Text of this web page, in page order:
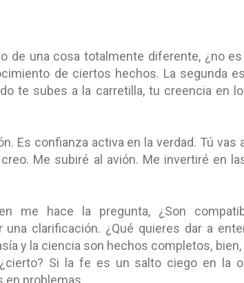
de una cosa totalmente diferente, ¿no
de ciertos hechos. La segunda
te subes a la carretilla, tu creencia en
Es confianza activa en la verdad. Tú vas
Me subiré al avión. Me invertiré en
me hace la pregunta, ¿Son
clarificación. ¿Qué quieres dar a
y la ciencia son hechos completos,
Si la fe es un salto ciego en la
problemas.